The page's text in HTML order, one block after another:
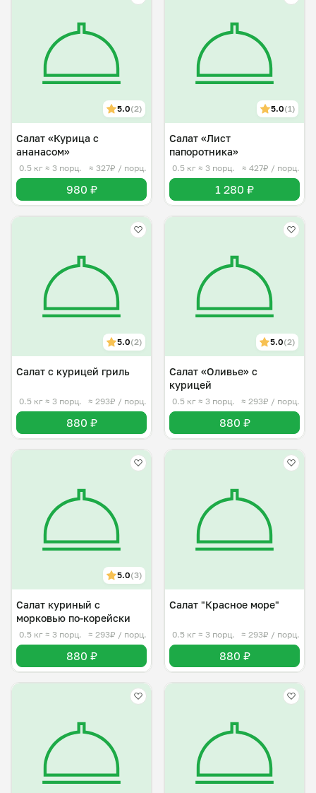
5.0(2)
Салат «Курица с
ананасом»
0.5 кг ≈ 3 порц. ≈ 327₽ / порц.
980 ₽
5.0(1)
Салат «Лист
папоротника»
0.5 кг ≈ 3 порц. ≈ 427₽ / порц.
1 280 ₽
5.0(2)
Салат с курицей гриль
0.5 кг ≈ 3 порц. ≈ 293₽ / порц.
880 ₽
5.0(2)
Салат «Оливье» с
курицей
0.5 кг ≈ 3 порц. ≈ 293₽ / порц.
880 ₽
5.0(3)
Салат куриный с
морковью по-корейски
0.5 кг ≈ 3 порц. ≈ 293₽ / порц.
880 ₽
Салат "Красное море"
0.5 кг ≈ 3 порц. ≈ 293₽ / порц.
880 ₽